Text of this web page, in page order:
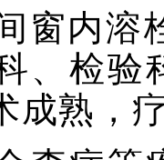
窗内溶
、检验
成熟，